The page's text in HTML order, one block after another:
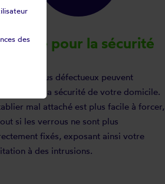
Risque pour la sécurité
Des verrous défectueux peuvent
la sécurité de votre domicile.
mal attaché est plus facile à forcer,
si les verrous ne sont plus
fixés, exposant ainsi votre
à des intrusions.
des